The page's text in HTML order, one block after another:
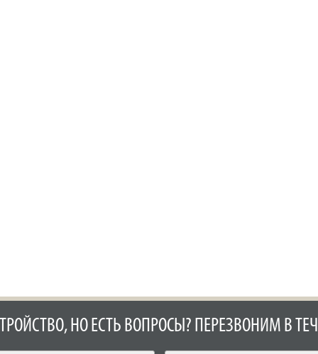
НО ЕСТЬ ВОПРОСЫ? ПЕРЕЗВОНИМ В